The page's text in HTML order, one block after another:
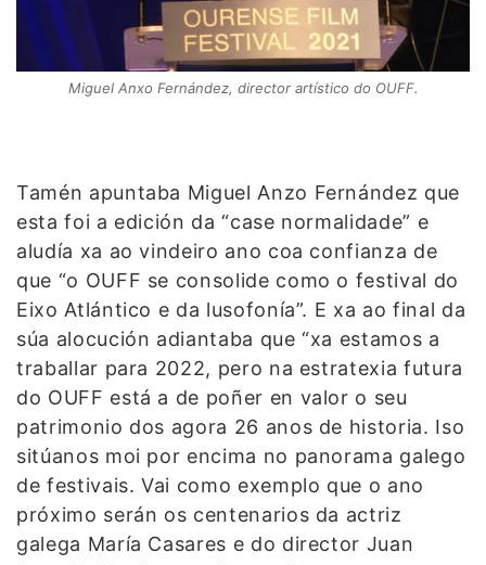
Miguel Anxo Fernández, director artístico do OUFF.
Tamén apuntaba Miguel Anzo Fernández que
esta foi a edición da “case normalidade” e
aludía xa ao vindeiro ano coa confianza de
que “o OUFF se consolide como o festival do
Eixo Atlántico e da lusofonía”. E xa ao final da
súa alocución adiantaba que “xa estamos a
traballar para 2022, pero na estratexia futura
do OUFF está a de poñer en valor o seu
patrimonio dos agora 26 anos de historia. Iso
sitúanos moi por encima no panorama galego
de festivais. Vai como exemplo que o ano
próximo serán os centenarios da actriz
galega María Casares e do director Juan